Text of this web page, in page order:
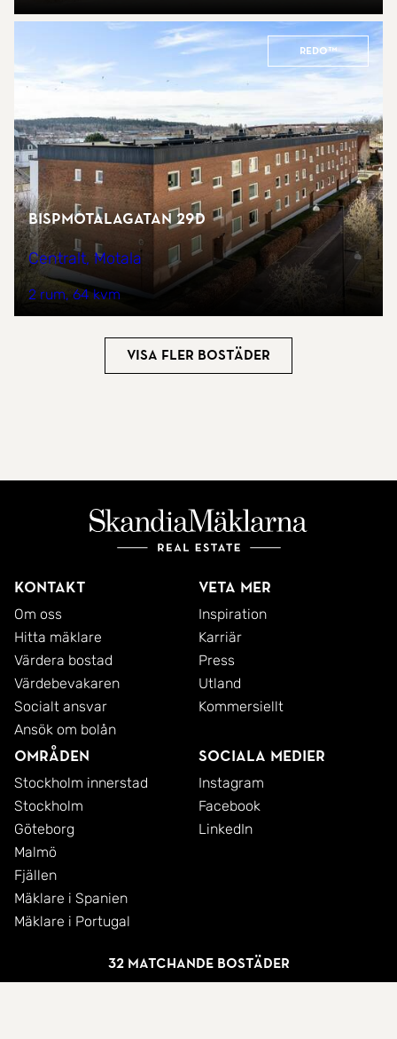
32 matchande bostäder
REDO™
Bispmotalagatan 29D
Centralt, Motala
2 rum 64 kvm
Visa fler bostäder
Kontakt
Om oss
Hitta mäklare
Värdera bostad
Värdebevakaren
Socialt ansvar
Ansök om bolån
Veta mer
Inspiration
Karriär
Press
Utland
Kommersiellt
Områden
Stockholm innerstad
Stockholm
Göteborg
Malmö
Fjällen
Mäklare i Spanien
Mäklare i Portugal
Sociala medier
Instagram
Facebook
LinkedIn
© 2026 SkandiaMäklarna AB